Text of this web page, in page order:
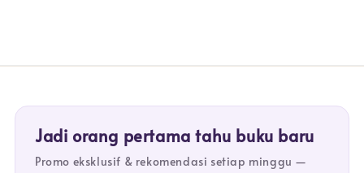
Jadi orang pertama tahu buku baru
Promo eksklusif & rekomendasi setiap minggu —